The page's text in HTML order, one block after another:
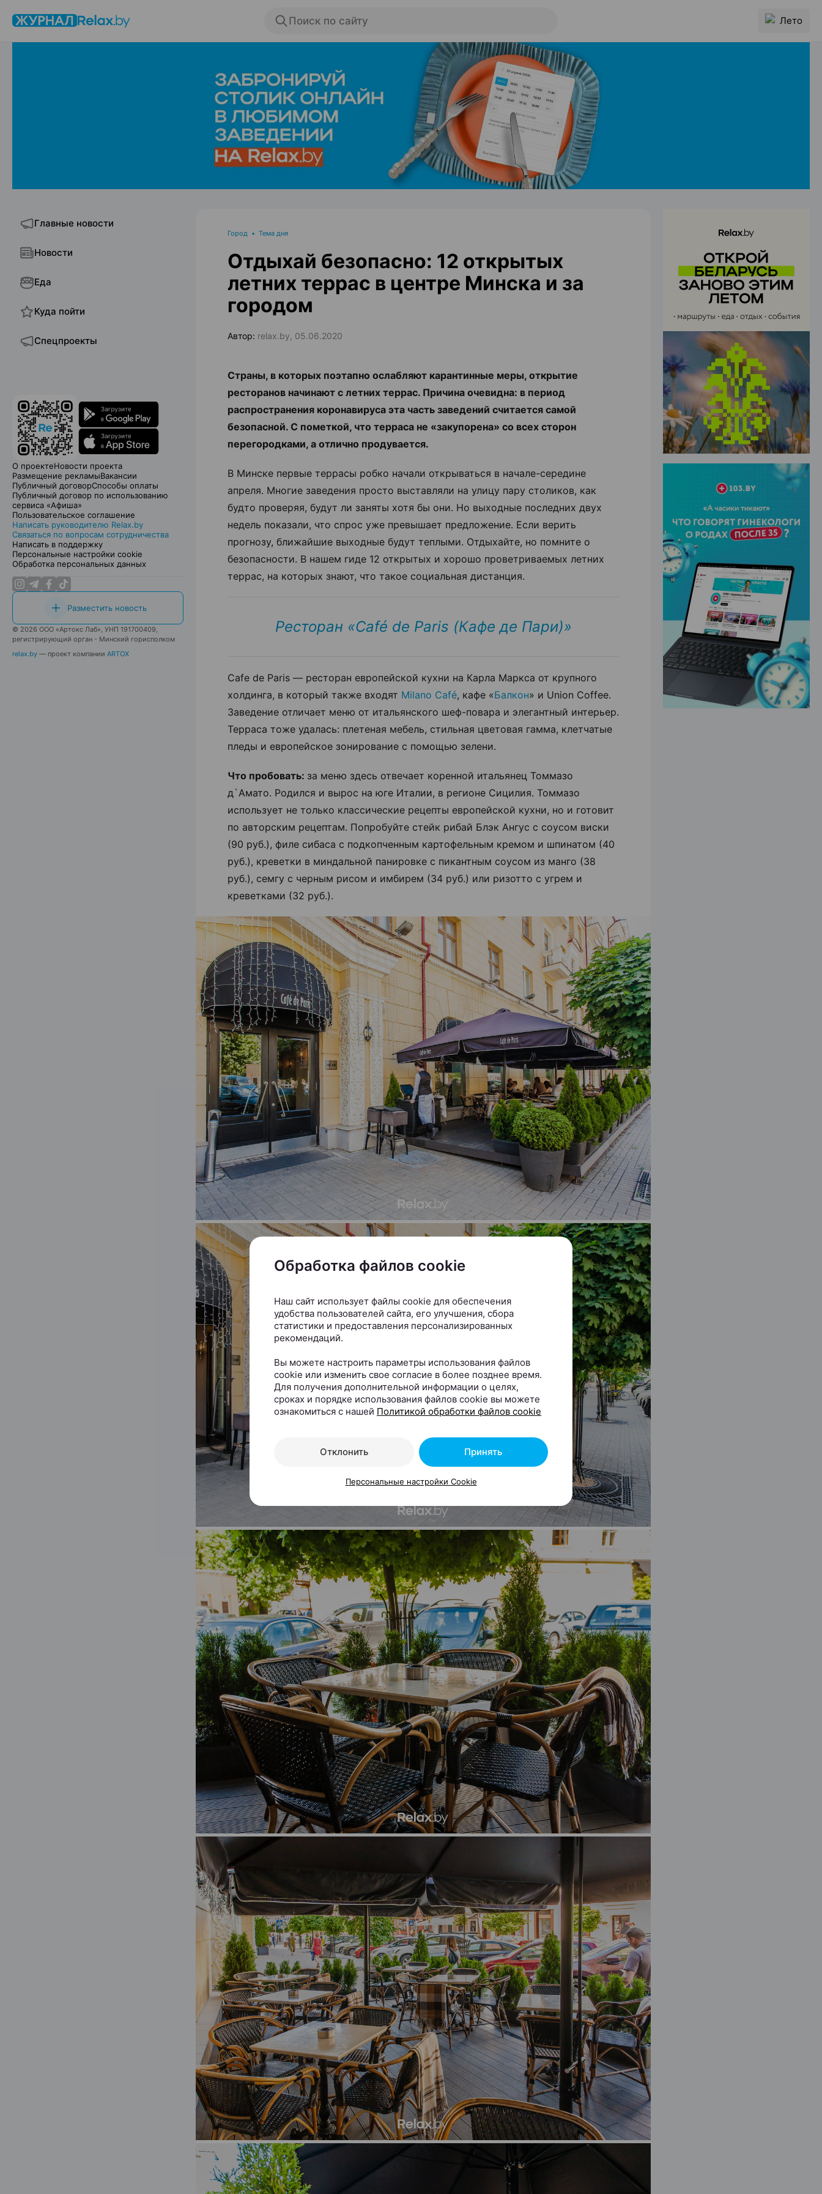
Поиск по сайту Лето
ЭФФЕКТИВНАЯ РЕКЛАМА НА САЙТЕ
Главные новости
Новости
Еда
Куда пойти
Спецпроекты
О проектеНовости проекта
Размещение рекламыВакансии
Публичный договорСпособы оплаты
Публичный договор по использованию
сервиса «Афиша»
Пользовательское соглашение
Написать руководителю Relax.by
Связаться по вопросам сотрудничества
Написать в поддержку
Персональные настройки cookie
Обработка персональных данных
Разместить новость
© 2026 ООО «Артокс Лаб», УНП 191700409,
регистрирующий орган - Минский горисполком
relax.by — проект компании ARTOX
Город • Тема дня
Отдыхай безопасно: 12 открытых
летних террас в центре Минска и за
городом
Автор: relax.by, 05.06.2020
Страны, в которых поэтапно ослабляют карантинные меры, открытие
ресторанов начинают с летних террас. Причина очевидна: в период
распространения коронавируса эта часть заведений считается самой
безопасной. С пометкой, что терраса не «закупорена» со всех сторон
перегородками, а отлично продувается.
В Минске первые террасы робко начали открываться в начале-середине
апреля. Многие заведения просто выставляли на улицу пару столиков, как
будто проверяя, будут ли заняты хотя бы они. Но выходные последних двух
недель показали, что спрос уже превышает предложение. Если верить
прогнозу, ближайшие выходные будут теплыми. Отдыхайте, но помните о
безопасности. В нашем гиде 12 открытых и хорошо проветриваемых летних
террас, на которых знают, что такое социальная дистанция.
Ресторан «Café de Paris (Кафе де Пари)»
Cafe de Paris — ресторан европейской кухни на Карла Маркса от крупного
холдинга, в который также входят Milano Café, кафе «Балкон» и Union Coffee.
Заведение отличает меню от итальянского шеф-повара и элегантный интерьер.
Терраса тоже удалась: плетеная мебель, стильная цветовая гамма, клетчатые
пледы и европейское зонирование с помощью зелени.
Что пробовать: за меню здесь отвечает коренной итальянец Томмазо
д`Амато. Родился и вырос на юге Италии, в регионе Сицилия. Томмазо
использует не только классические рецепты европейской кухни, но и готовит
по авторским рецептам. Попробуйте стейк рибай Блэк Ангус с соусом виски
(90 руб.), филе сибаса с подкопченным картофельным кремом и шпинатом (40
руб.), креветки в миндальной панировке с пикантным соусом из манго (38
руб.), семгу с черным рисом и имбирем (34 руб.) или ризотто с угрем и
креветками (32 руб.).
ЭФФЕКТИВНАЯ РЕКЛАМА НА САЙТЕ
ЭФФЕКТИВНАЯ РЕКЛАМА НА САЙТЕ
Обработка файлов cookie
Наш сайт использует файлы cookie для обеспечения
удобства пользователей сайта, его улучшения, сбора
статистики и предоставления персонализированных
рекомендаций.
Вы можете настроить параметры использования файлов
cookie или изменить свое согласие в более позднее время.
Для получения дополнительной информации о целях,
сроках и порядке использования файлов cookie вы можете
ознакомиться с нашей Политикой обработки файлов cookie
Отклонить Принять
Персональные настройки Cookie